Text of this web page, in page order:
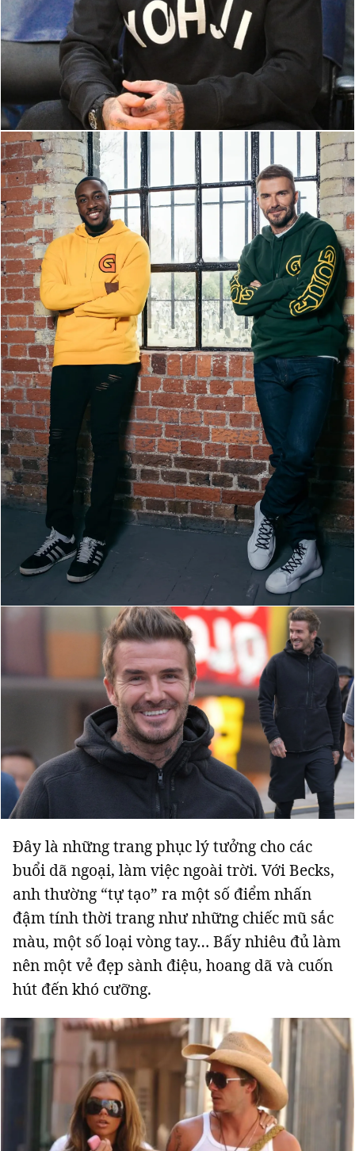
Đây là những trang phục lý tưởng cho các
buổi dã ngoại, làm việc ngoài trời. Với Becks,
anh thường “tự tạo” ra một số điểm nhấn
đậm tính thời trang như những chiếc mũ sắc
màu, một số loại vòng tay… Bấy nhiêu đủ làm
nên một vẻ đẹp sành điệu, hoang dã và cuốn
hút đến khó cưỡng.